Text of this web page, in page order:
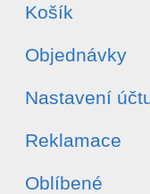
Košík
Objednávky
Nastavení
Reklamace
Oblíbené